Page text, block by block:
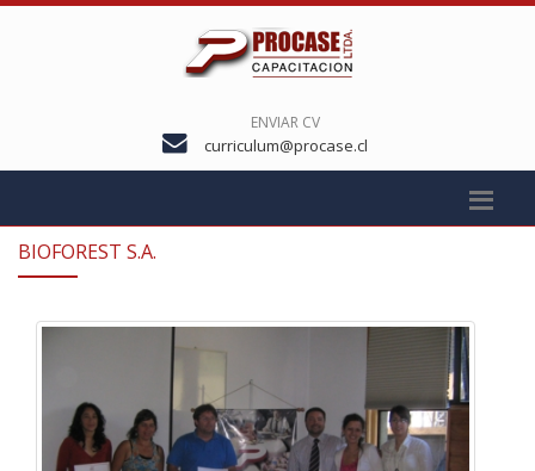
ENVIAR CV
curriculum@procase.cl
BIOFOREST S.A.